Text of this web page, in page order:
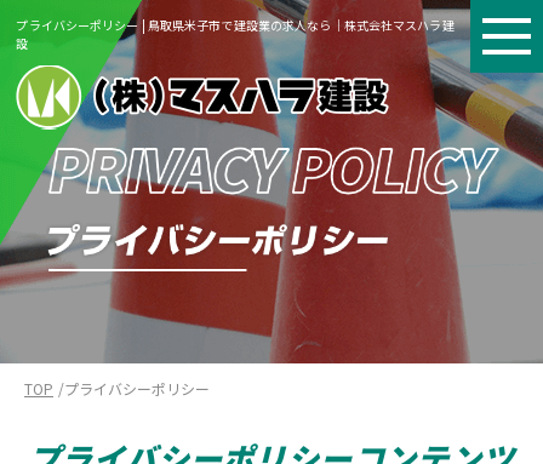
プライバシーポリシー | 鳥取県米子市で建設業の求人なら｜株式会社マスハラ建
設
TOP プライバシーポリシー